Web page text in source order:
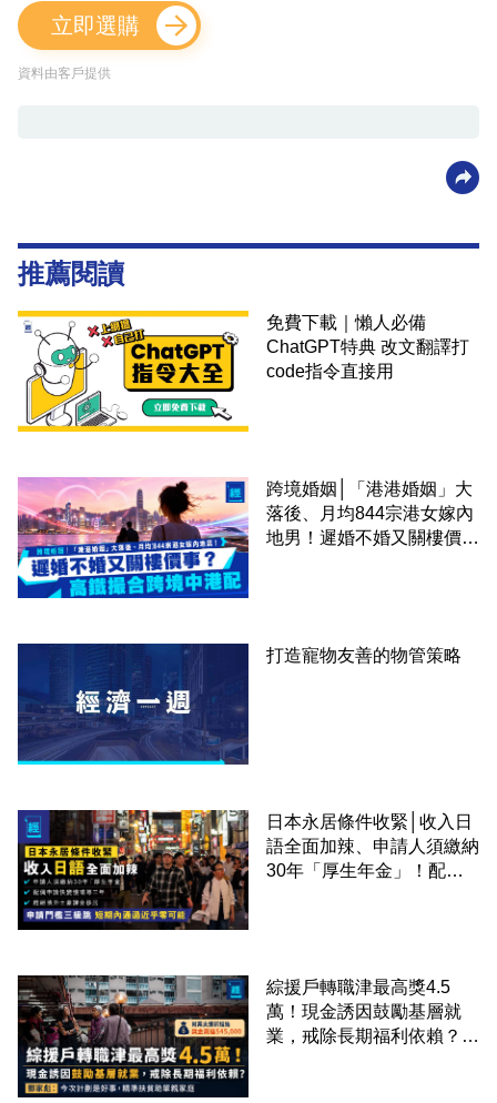
立即選購
資料由客戶提供
推薦閱讀
免費下載｜懶人必備
ChatGPT特典 改文翻譯打
code指令直接用
跨境婚姻│「港港婚姻」大
落後、月均844宗港女嫁內
地男！遲婚不婚又關樓價
打造寵物友善的物管策略
日本永居條件收緊│收入日
語全面加辣、申請人須繳納
30年「厚生年金」！配偶
綜援戶轉職津最高獎4.5
萬！現金誘因鼓勵基層就
業，戒除長期福利依賴？鄧